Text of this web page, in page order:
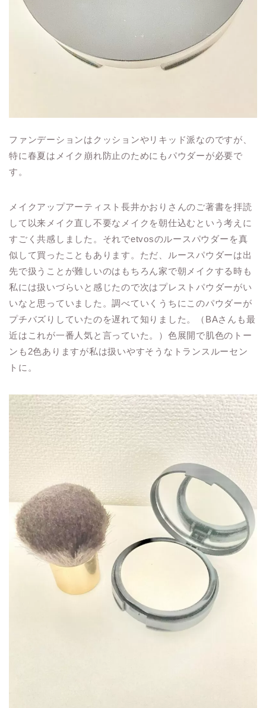
ファンデーションはクッションやリキッド派なのですが、
特に春夏はメイク崩れ防止のためにもパウダーが必要で
す。
メイクアップアーティスト長井かおりさんのご著書を拝読
して以来メイク直し不要なメイクを朝仕込むという考えに
すごく共感しました。それでetvosのルースパウダーを真
似して買ったこともあります。ただ、ルースパウダーは出
先で扱うことが難しいのはもちろん家で朝メイクする時も
私には扱いづらいと感じたので次はプレストパウダーがい
いなと思っていました。調べていくうちにこのパウダーが
プチバズりしていたのを遅れて知りました。（BAさんも最
近はこれが一番人気と言っていた。）色展開で肌色のトー
ンも2色ありますが私は扱いやすそうなトランスルーセン
トに。